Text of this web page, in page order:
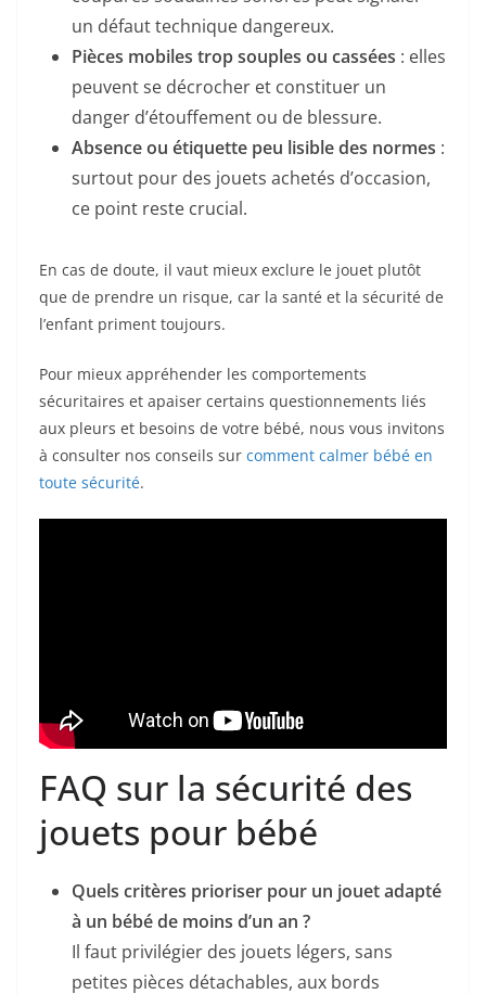
un défaut technique dangereux.
Pièces mobiles trop souples ou cassées : elles
peuvent se décrocher et constituer un
danger d’étouffement ou de blessure.
Absence ou étiquette peu lisible des normes :
surtout pour des jouets achetés d’occasion,
ce point reste crucial.
En cas de doute, il vaut mieux exclure le jouet plutôt
que de prendre un risque, car la santé et la sécurité de
l’enfant priment toujours.
Pour mieux appréhender les comportements
sécuritaires et apaiser certains questionnements liés
aux pleurs et besoins de votre bébé, nous vous invitons
à consulter nos conseils sur comment calmer bébé en
toute sécurité.
FAQ sur la sécurité des
jouets pour bébé
Quels critères prioriser pour un jouet adapté
à un bébé de moins d’un an ?
Il faut privilégier des jouets légers, sans
petites pièces détachables, aux bords